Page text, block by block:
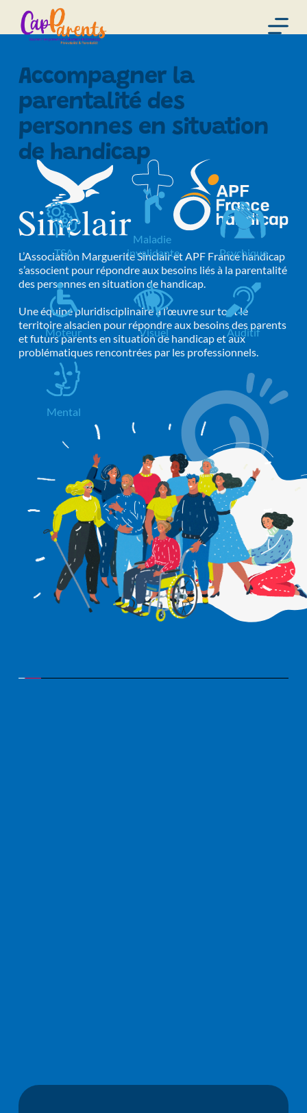
s
Accompagner la
parentalité des
personnes en situation
de handicap
Moteur Visuel Auditif
Mental
TSA
Maladie
invalidante
Psychique
L’Association Marguerite Sinclair et APF France handicap
s’associent pour répondre aux besoins liés à la parentalité
des personnes en situation de handicap.
Une équipe pluridisciplinaire à l’œuvre sur tout le
territoire alsacien pour répondre aux besoins des parents
et futurs parents en situation de handicap et aux
problématiques rencontrées par les professionnels.